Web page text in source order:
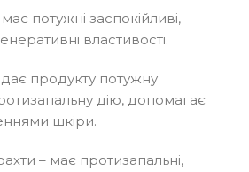
потужні заспокійливі,
властивості.
продукту потужну
дію, допомагає
шкіри.
– має протизапальні,